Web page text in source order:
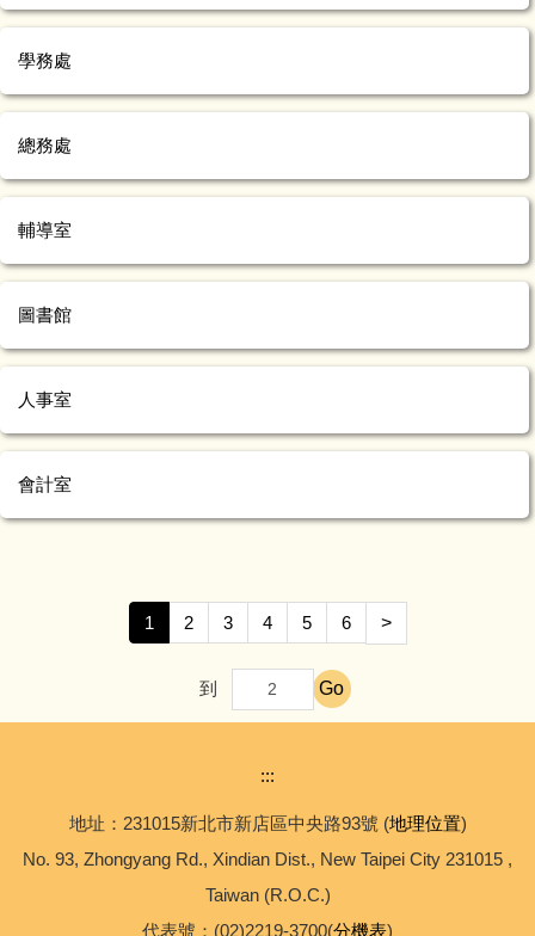
學務處
總務處
輔導室
圖書館
人事室
會計室
1 2 3 4 5 6 >
到 Go
:::
地址：231015新北市新店區中央路93號 (地理位置)
No. 93, Zhongyang Rd., Xindian Dist., New Taipei City 231015 ,
Taiwan (R.O.C.)
代表號：(02)2219-3700(分機表)